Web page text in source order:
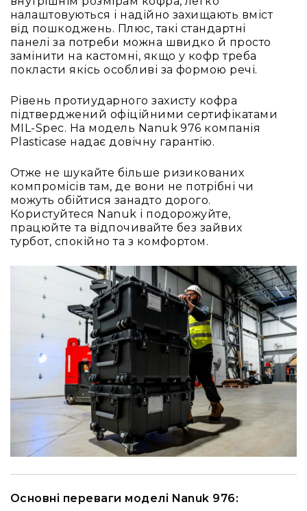
налаштовуються і надійно захищають вміст
від пошкоджень. Плюс, такі стандартні
панелі за потреби можна швидко й просто
замінити на кастомні, якщо у кофр треба
покласти якісь особливі за формою речі.
Рівень протиударного захисту кофра
підтверджений офіційними сертифікатами
MIL-Spec. На модель Nanuk 976 компанія
Plasticase надає довічну гарантію.
Отже не шукайте більше ризикованих
компромісів там, де вони не потрібні чи
можуть обійтися занадто дорого.
Користуйтеся Nanuk і подорожуйте,
працюйте та відпочивайте без зайвих
турбот, спокійно та з комфортом.
Основні переваги моделі Nanuk 976: